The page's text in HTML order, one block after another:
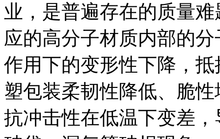
业，是普遍存在的质量
应的高分子材质内部的
作用下的变形性下降，
塑包装柔韧性降低、脆
抗冲击性在低温下变差